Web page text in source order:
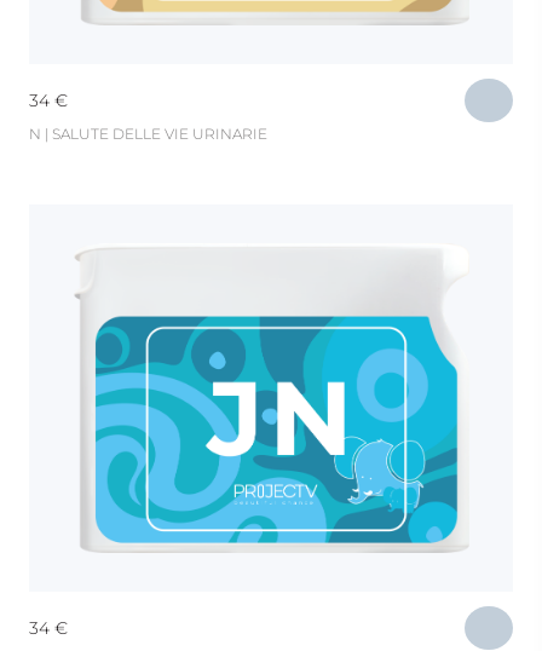
34 €
N | SALUTE DELLE VIE URINARIE
34 €